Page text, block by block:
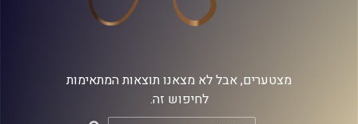
מצטערים, אבל לא מצאנו תוצאות המתאימות
לחיפוש זה.